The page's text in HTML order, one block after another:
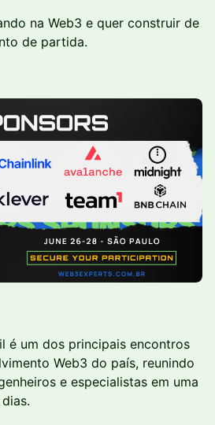
na Web3 e quer construir de
de partida.
é um dos principais encontros
Web3 do país, reunindo
e especialistas em uma